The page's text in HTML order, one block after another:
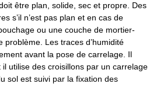
être plan, solide, sec et propre. Des
s’il n’est pas plan et en cas de
ou une couche de mortier-
problème. Les traces d’humidité
avant la pose de carrelage. Il
utilise des croisillons par un carrelage
sol est suivi par la fixation des